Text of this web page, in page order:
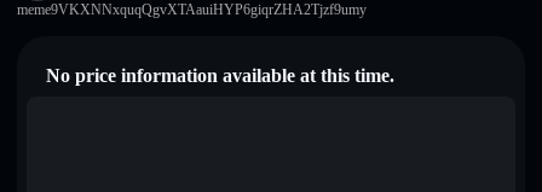
meme9VKXNNxquqQgvXTAauiHYP6giqrZHA2Tjzf9umy
No price information available at this time.